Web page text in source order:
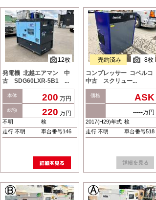
12枚
発電機 北越エアマン 中
古 SDG60LXR-5B1 ...
本体 200 万円
総額 220 万円
不明
検
走行 不明
車台番号146
8枚
売約済み
コンプレッサー コベルコ
中古 スクリュー...
価格 ASK
-----万円
2017(H29)年式 検
走行 不明
車台番号518